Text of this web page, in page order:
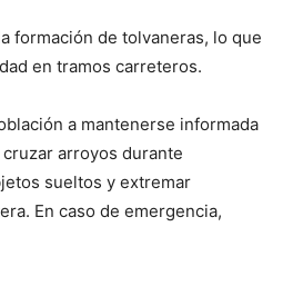
formación de tolvaneras, lo que
en tramos carreteros.
a mantenerse informada
arroyos durante
sueltos y extremar
En caso de emergencia,